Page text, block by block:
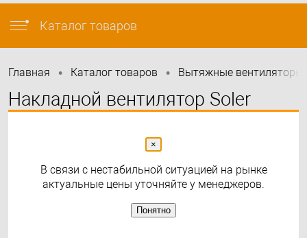
info@felicita-crimea.ru
Каталог товаров
Главная • Каталог товаров • Вытяжные вентиляторы
Накладной вентилятор Soler
Рекомендуем
×
В связи с нестабильной ситуацией на рынке
актуальные цены уточняйте у менеджеров.
Понятно